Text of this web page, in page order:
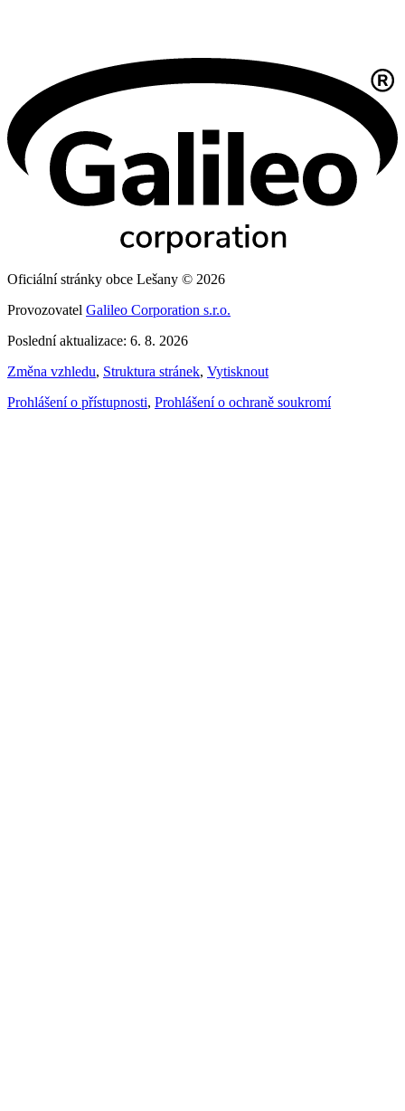
Oficiální stránky obce Lešany © 2026
Provozovatel Galileo Corporation s.r.o.
Poslední aktualizace: 6. 8. 2026
Změna vzhledu, Struktura stránek, Vytisknout
Prohlášení o přístupnosti, Prohlášení o ochraně soukromí